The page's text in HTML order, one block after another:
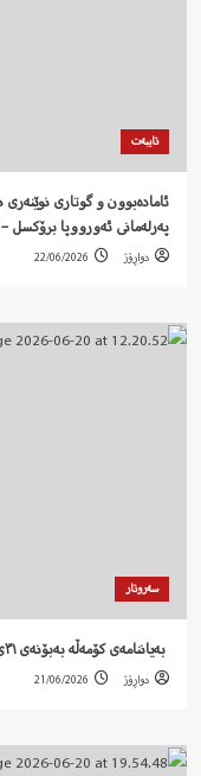
تایبەت
ئامادەبوون و گوتاری نوێنەری
پەرلەمانی ئەورووپا برۆکسل –
دواڕۆژ 22/06/2026
سەروتار
‍ بەیاننامەی کۆمەڵە بەبۆنەی ٣١ی جۆزەردان، ڕۆژی پێشمەرگەی کۆمەڵە
دواڕۆژ 21/06/2026